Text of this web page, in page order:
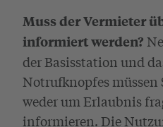
Muss der Vermieter
informiert werden?
der Basisstation und
Notrufknopfes müssen
weder um Erlaubnis
informieren. Die